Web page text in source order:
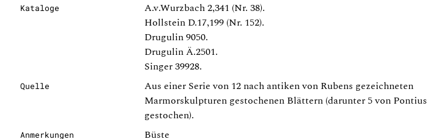
Kataloge
A.v.Wurzbach 2,341 (Nr. 38).
Hollstein D.17,199 (Nr. 152).
Drugulin 9050.
Drugulin Ä.2501.
Singer 39928.
Quelle
Aus einer Serie von 12 nach antiken von Rubens gezeichneten
Marmorskulpturen gestochenen Blättern (darunter 5 von Pontius
gestochen).
Anmerkungen Büste